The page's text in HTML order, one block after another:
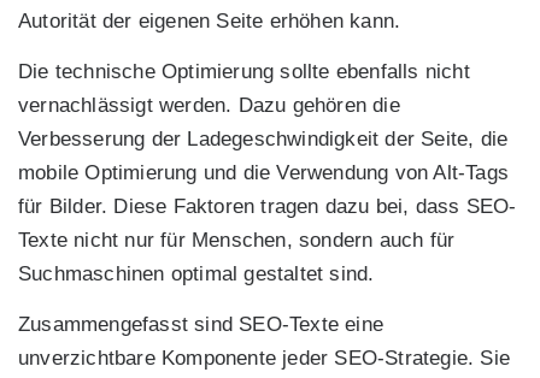
Autorität der eigenen Seite erhöhen kann.
Die technische Optimierung sollte ebenfalls nicht
vernachlässigt werden. Dazu gehören die
Verbesserung der Ladegeschwindigkeit der Seite, die
mobile Optimierung und die Verwendung von Alt-Tags
für Bilder. Diese Faktoren tragen dazu bei, dass SEO-
Texte nicht nur für Menschen, sondern auch für
Suchmaschinen optimal gestaltet sind.
Zusammengefasst sind SEO-Texte eine
unverzichtbare Komponente jeder SEO-Strategie. Sie